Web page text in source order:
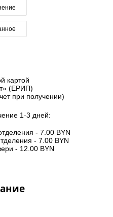
картой
(ЕРИП)
при получении)
1-3 дней:
- 7.00 BYN
- 7.00 BYN
- 12.00 BYN